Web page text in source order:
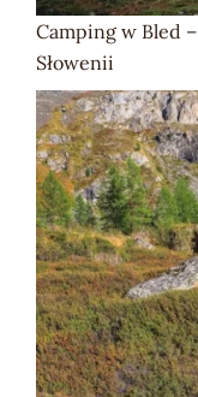
Camping w Bled
Słowenii